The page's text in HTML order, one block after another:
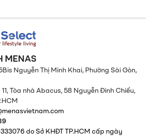
MENAS
Nguyễn Thị Minh Khai, Phường Sài Gòn,
Tòa nhà Abacus, 58 Nguyễn Đình Chiểu,
do Sở KHĐT TP.HCM cấp ngày